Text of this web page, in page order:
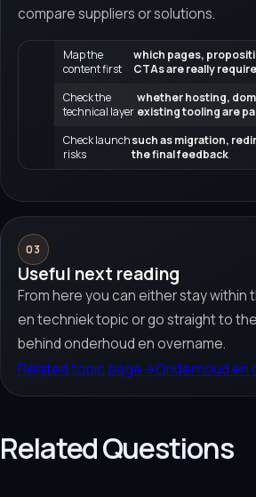
compare suppliers or solutions.
Map the
content first
which pages,
CTAs are really
Check the
technical layer
whether hosting,
existing tooling are
Check launch
risks
such as migration,
the final feedback
03
Useful next reading
From here you can either stay within
en techniek topic or go straight to
behind onderhoud en overname.
Related topic page→Onderhoud en
Related Questions